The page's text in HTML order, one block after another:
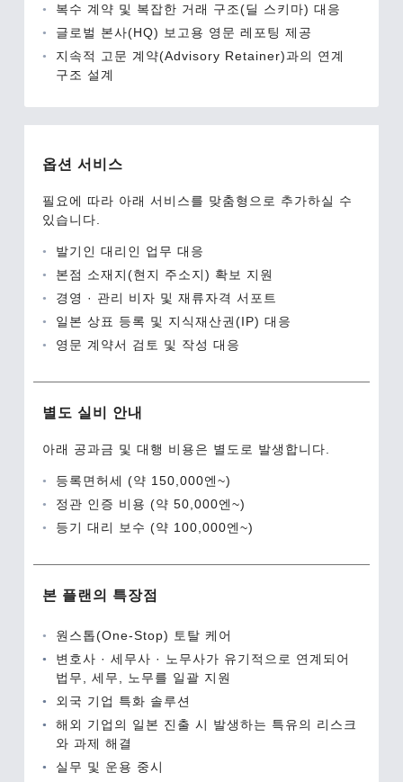
복수 계약 및 복잡한 거래 구조(딜 스키마) 대응
글로벌 본사(HQ) 보고용 영문 레포팅 제공
지속적 고문 계약(Advisory Retainer)과의 연계
구조 설계
옵션 서비스
필요에 따라 아래 서비스를 맞춤형으로 추가하실 수
있습니다.
발기인 대리인 업무 대응
본점 소재지(현지 주소지) 확보 지원
경영 · 관리 비자 및 재류자격 서포트
일본 상표 등록 및 지식재산권(IP) 대응
영문 계약서 검토 및 작성 대응
별도 실비 안내
아래 공과금 및 대행 비용은 별도로 발생합니다.
등록면허세 (약 150,000엔~)
정관 인증 비용 (약 50,000엔~)
등기 대리 보수 (약 100,000엔~)
본 플랜의 특장점
원스톱(One-Stop) 토탈 케어
변호사 · 세무사 · 노무사가 유기적으로 연계되어
법무, 세무, 노무를 일괄 지원
외국 기업 특화 솔루션
해외 기업의 일본 진출 시 발생하는 특유의 리스크
와 과제 해결
실무 및 운용 중시